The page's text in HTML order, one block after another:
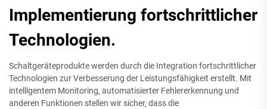
Implementierung fortschrittlicher
Technologien.
Schaltgeräteprodukte werden durch die Integration fortschrittlicher
Technologien zur Verbesserung der Leistungsfähigkeit erstellt. Mit
intelligentem Monitoring, automatisierter Fehlererkennung und
anderen Funktionen stellen wir sicher, dass die